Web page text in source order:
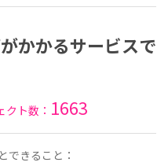
かかるサービスで
ト数： 1663
できること：